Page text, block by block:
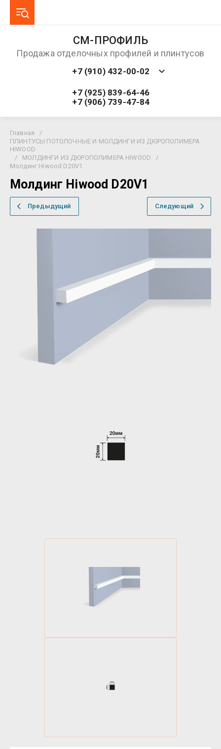
СМ-ПРОФИЛЬ
Продажа отделочных профилей и плинтусов
+7 (910) 432-00-02
+7 (925) 839-64-46
+7 (906) 739-47-84
Главная
/
ПЛИНТУСЫ ПОТОЛОЧНЫЕ И МОЛДИНГИ ИЗ ДЮРОПОЛИМЕРА
HIWOOD
/
МОЛДИНГИ ИЗ ДЮРОПОЛИМЕРА HIWOOD
/
Молдинг Hiwood D20V1
Молдинг Hiwood D20V1
Предыдущий Следующий